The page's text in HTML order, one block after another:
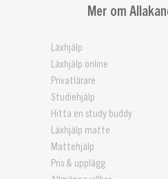
Mer om
Läxhjälp
Läxhjälp online
Privatlärare
Studiehjälp
Hitta en study buddy
Läxhjälp matte
Mattehjälp
Pris & upplägg